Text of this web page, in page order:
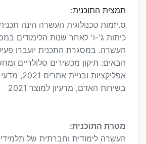
תמצית התוכנית:
ס.יזמות טכנולוגית העשרה הינה
כיתות ג'-ו' לאחר שנות הלימודים
העשרה. במסגרת התכנית יועברו
הבאים: תיקון מכשירים סלולריים
אפליקציות
בשירות האדם, מרעיון למוצר 2021
מטרת התוכנית:
העשרה לימודית וחברתית של